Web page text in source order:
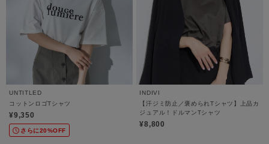
UNTITLED
コットンロゴTシャツ
¥9,350
さらに20%OFF
INDIVI
【汗ジミ防止／褒められTシャツ】上品カ
ジュアル！ドルマンTシャツ
¥8,800